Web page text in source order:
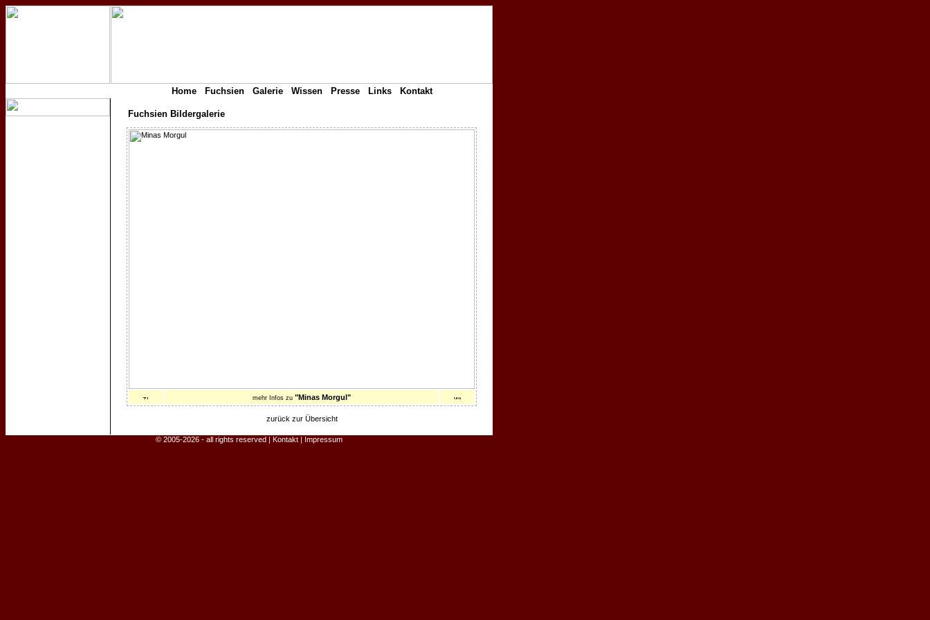
Home Fuchsien Galerie Wissen Presse Links Kontakt
Fuchsien Bildergalerie
mehr Infos zu "Minas Morgul"
zurück zur Übersicht
© 2005-2026 - all rights reserved | Kontakt | Impressum